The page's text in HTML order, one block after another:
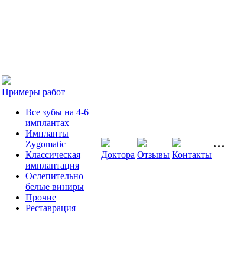
Примеры работ
Все зубы на 4-6
имплантах
Импланты
Zygomatic
Классическая
имплантация
Ослепительно
белые виниры
Прочие
Реставрация
Доктора Отзывы Контакты